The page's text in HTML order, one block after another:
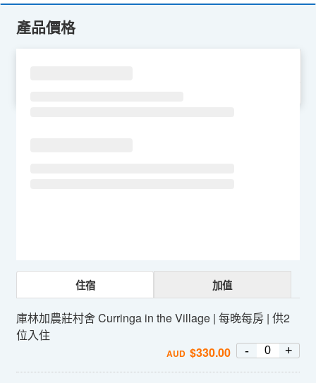
產品價格
住宿 加值
庫林加農莊村舍 Curringa in the Village | 每晚每房 | 供2
位入住
AUD $330.00 - +